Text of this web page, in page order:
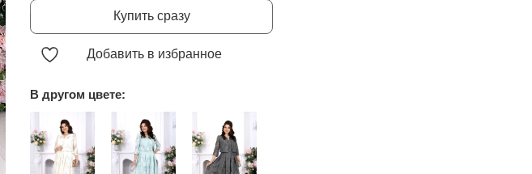
Купить сразу
Добавить в избранное
В другом цвете: